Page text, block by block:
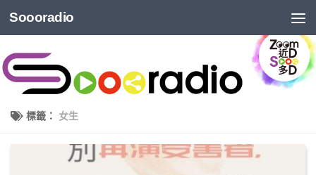
Soooradio
標籤： 女生